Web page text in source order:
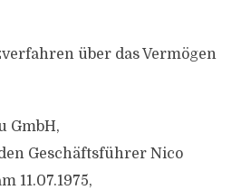
über das Vermögen
GmbH,
Geschäftsführer Nico
11.07.1975,